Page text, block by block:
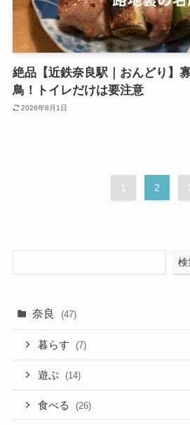
絶品【近鉄奈良駅｜おんどり】
鳥！トイレだけは要注意
2026年8月1日
1 2
検
奈良 (47)
暮らす (7)
遊ぶ (14)
食べる (26)